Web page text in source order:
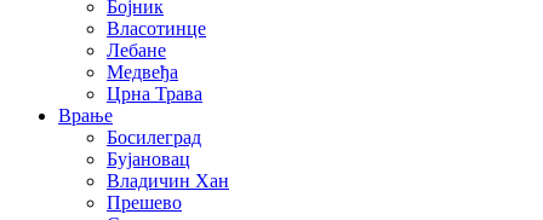
Бојник
Власотинце
Лебане
Медвеђа
Црна Трава
Врање
Босилеград
Бујановац
Владичин Хан
Прешево